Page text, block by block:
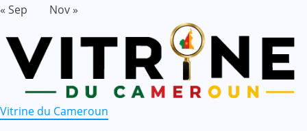
« Sep
Nov »
Vitrine du Cameroun